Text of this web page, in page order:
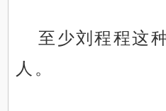
至少刘程程这
人。